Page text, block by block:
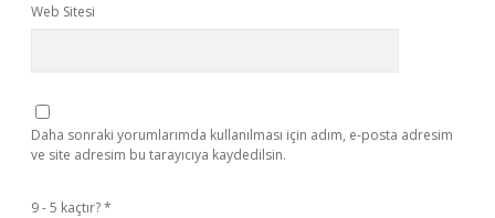
Web Sitesi
Daha sonraki yorumlarımda kullanılması için adım, e-posta adresim
ve site adresim bu tarayıcıya kaydedilsin.
9 - 5 kaçtır?*